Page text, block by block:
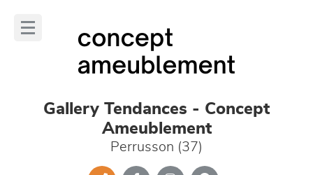
Gallery Tendances - Concept
Ameublement
Perrusson (37)